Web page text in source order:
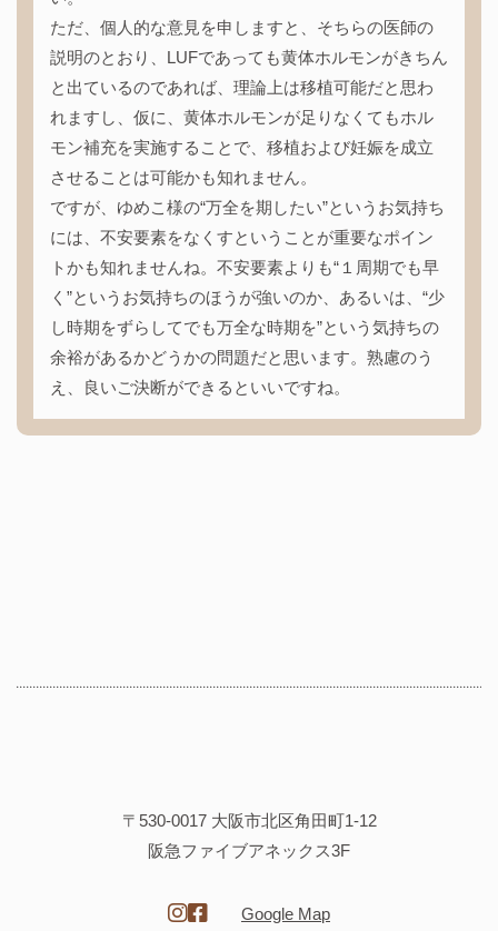
ただ、個人的な意見を申しますと、そちらの医師の
説明のとおり、LUFであっても黄体ホルモンがきちん
と出ているのであれば、理論上は移植可能だと思わ
れますし、仮に、黄体ホルモンが足りなくてもホル
モン補充を実施することで、移植および妊娠を成立
させることは可能かも知れません。
ですが、ゆめこ様の“万全を期したい”というお気持ち
には、不安要素をなくすということが重要なポイン
トかも知れませんね。不安要素よりも“１周期でも早
く”というお気持ちのほうが強いのか、あるいは、“少
し時期をずらしてでも万全な時期を”という気持ちの
余裕があるかどうかの問題だと思います。熟慮のう
え、良いご決断ができるといいですね。
〒530-0017 大阪市北区角田町1-12
阪急ファイブアネックス3F
Google Map